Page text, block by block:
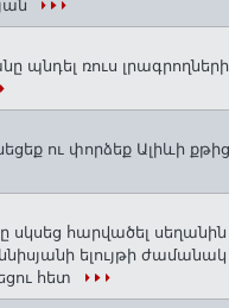
պնդել ռուս
ու փորձեք Ալիևի քթից
սկսեց հարվածել սեղանին
ելույթի
հետ